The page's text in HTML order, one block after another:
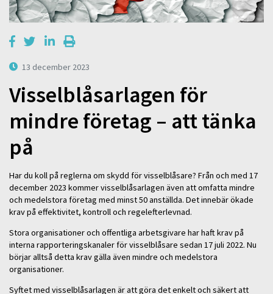
13 december 2023
Visselblåsarlagen för
mindre företag – att tänka
på
Har du koll på reglerna om skydd för visselblåsare? Från och med 17
december 2023 kommer visselblåsarlagen även att omfatta mindre
och medelstora företag med minst 50 anställda. Det innebär ökade
krav på effektivitet, kontroll och regelefterlevnad.
Stora organisationer och offentliga arbetsgivare har haft krav på
interna rapporteringskanaler för visselblåsare sedan 17 juli 2022. Nu
börjar alltså detta krav gälla även mindre och medelstora
organisationer.
Syftet med visselblåsarlagen är att göra det enkelt och säkert att